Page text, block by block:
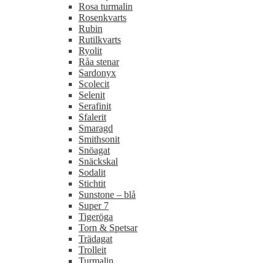
Rosa turmalin
Rosenkvarts
Rubin
Rutilkvarts
Ryolit
Råa stenar
Sardonyx
Scolecit
Selenit
Serafinit
Sfalerit
Smaragd
Smithsonit
Snöagat
Snäckskal
Sodalit
Stichtit
Sunstone – blå
Super 7
Tigeröga
Torn & Spetsar
Trädagat
Trolleit
Turmalin